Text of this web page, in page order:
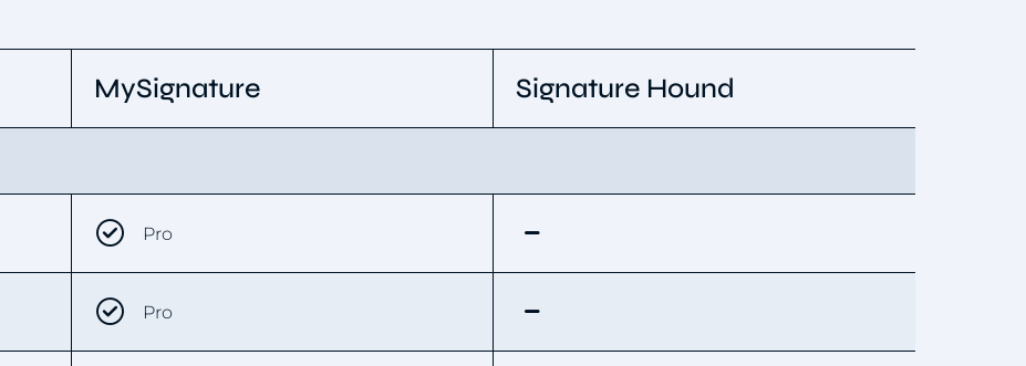
MySignature Signature Hound
Pro
Pro